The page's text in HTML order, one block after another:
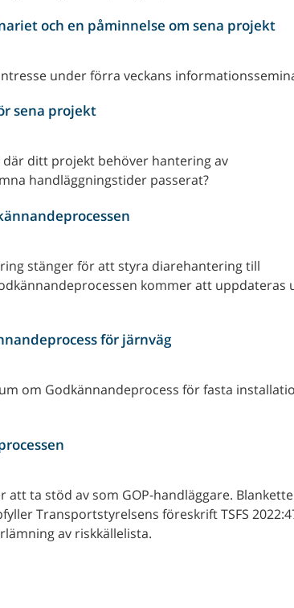
och en påminnelse om sena projekt
under förra veckans
sena projekt
ditt projekt behöver hantering av
handläggningstider passerat?
stänger för att styra diarehantering till
kommer att uppdateras
för järnväg
om Godkännandeprocess för fasta
ta stöd av som GOP-handläggare.
Transportstyrelsens föreskrift TSFS
av riskkällelista.